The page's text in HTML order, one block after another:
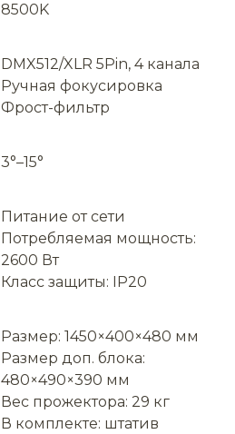
8500K
DMX512/XLR 5Pin, 4 канала
Ручная фокусировка
Фрост-фильтр
3°–15°
Питание от сети
Потребляемая мощность:
2600 Вт
Класс защиты: IP20
Размер: 1450×400×480 мм
Размер доп. блока:
480×490×390 мм
Вес прожектора: 29 кг
В комплекте: штатив